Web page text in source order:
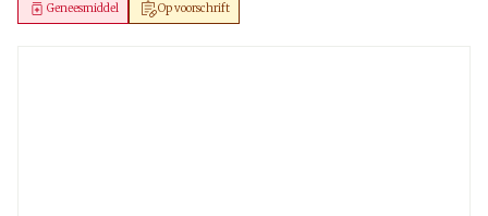
Op voorschrift
Geneesmiddel